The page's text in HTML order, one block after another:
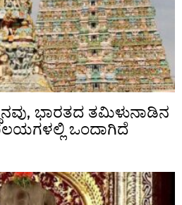
ಭಾರತದ ತಮಿಳುನಾಡಿನ
ಒಂದಾಗಿದೆ